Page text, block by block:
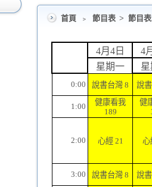
首頁 ﹥ 節目表 > 節目
4月4日 4
星期一
0:00 說書台灣 8 說
1:00
健康看我
189
健
2:00 心經 21 心
3:00 說書台灣 8 說